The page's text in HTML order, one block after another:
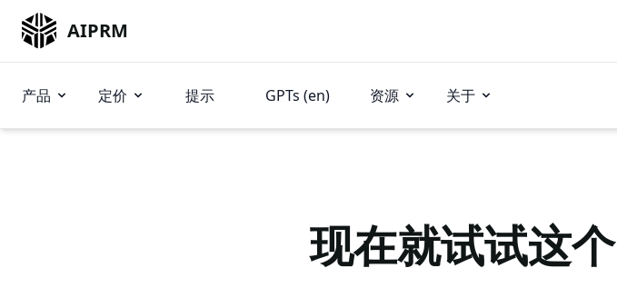
AIPRM
产品 定价 提示 GPTs (en) 资源 关于
现在就试试这个